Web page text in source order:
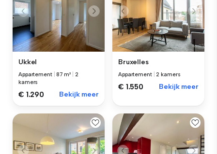
Ukkel
Appartement |87 m²
2
kamers
€ 1.290 Bekijk meer
Bruxelles
Appartement |2 kamers
€ 1.550 Bekijk meer